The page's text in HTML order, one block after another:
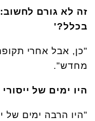
זה לא גורם
בכלל?'
"כן, אבל אחרי
מחדש".
היו ימים של
"היו הרבה ימים של